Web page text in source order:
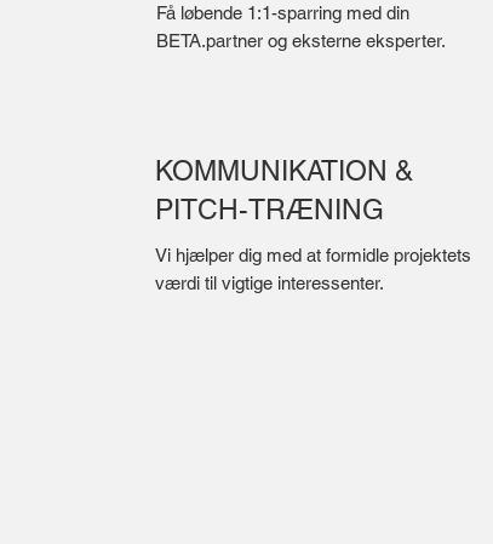
KOMMUNIKATION &
PITCH-TRÆNING
Vi hjælper dig med at formidle projektets
værdi til vigtige interessenter.
Få løbende 1:1-sparring med din
BETA.partner og eksterne eksperter.